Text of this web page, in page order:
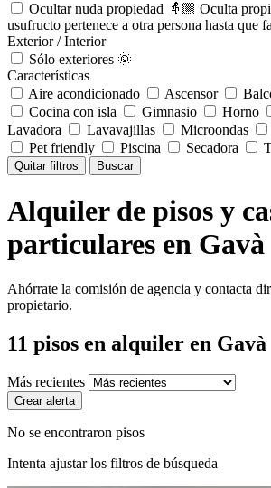
Ocultar nuda propiedad 👵🏼 Oculta
usufructo pertenece a otra persona hasta que
Exterior / Interior
Sólo exteriores 🌞
Características
Aire acondicionado
Ascensor
Cocina con isla
Gimnasio Horno
Lavadora
Lavavajillas Microondas
Pet friendly
Piscina Secadora
Quitar filtros Buscar
Alquiler de pisos y
particulares en Gavà
Ahórrate la comisión de agencia y contacta
propietario.
11 pisos en alquiler en Gavà
Más recientes
Crear alerta
No se encontraron pisos
Intenta ajustar los filtros de búsqueda